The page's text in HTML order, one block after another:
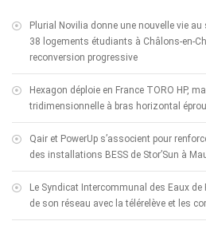
Plurial Novilia donne une nouvelle vie
38 logements étudiants à Châlons-en-
reconversion progressive
Hexagon déploie en France TORO HP,
tridimensionnelle à bras horizontal
Qair et PowerUp s’associent pour
des installations BESS de Stor’Sun à
Le Syndicat Intercommunal des Eaux
de son réseau avec la télérelève et les